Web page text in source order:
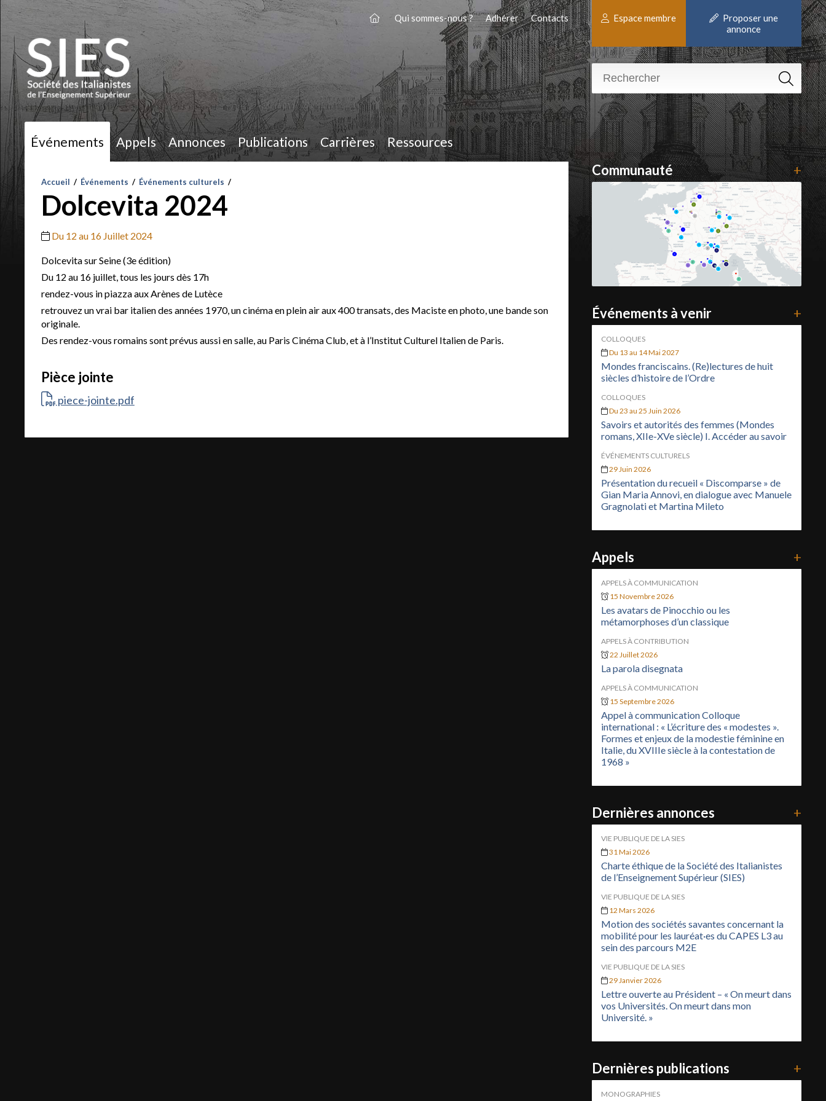
Qui sommes-nous ? Adhérer Contacts
Événements Appels Annonces Publications Carrières Ressources
Espace membre
Proposer une
annonce
Accueil / Événements / Événements culturels /
Dolcevita 2024
Du 12 au 16 Juillet 2024
Dolcevita sur Seine (3e édition)
Du 12 au 16 juillet, tous les jours dès 17h
rendez-vous in piazza aux Arènes de Lutèce
retrouvez un vrai bar italien des années 1970, un cinéma en plein air aux 400 transats, des Maciste en photo, une bande son
originale.
Des rendez-vous romains sont prévus aussi en salle, au Paris Cinéma Club, et à l’Institut Culturel Italien de Paris.
Pièce jointe
piece-jointe.pdf
Communauté +
Événements à venir +
COLLOQUES
Du 13 au 14 Mai 2027
Mondes franciscains. (Re)lectures de huit
siècles d’histoire de l’Ordre
COLLOQUES
Du 23 au 25 Juin 2026
Savoirs et autorités des femmes (Mondes
romans, XIIe-XVe siècle) I. Accéder au savoir
ÉVÉNEMENTS CULTURELS
29 Juin 2026
Présentation du recueil « Discomparse » de
Gian Maria Annovi, en dialogue avec Manuele
Gragnolati et Martina Mileto
Appels +
APPELS À COMMUNICATION
15 Novembre 2026
Les avatars de Pinocchio ou les
métamorphoses d’un classique
APPELS À CONTRIBUTION
22 Juillet 2026
La parola disegnata
APPELS À COMMUNICATION
15 Septembre 2026
Appel à communication Colloque
international : « L’écriture des « modestes ».
Formes et enjeux de la modestie féminine en
Italie, du XVIIIe siècle à la contestation de
1968 »
Dernières annonces +
VIE PUBLIQUE DE LA SIES
31 Mai 2026
Charte éthique de la Société des Italianistes
de l’Enseignement Supérieur (SIES)
VIE PUBLIQUE DE LA SIES
12 Mars 2026
Motion des sociétés savantes concernant la
mobilité pour les lauréat·es du CAPES L3 au
sein des parcours M2E
VIE PUBLIQUE DE LA SIES
29 Janvier 2026
Lettre ouverte au Président – « On meurt dans
vos Universités. On meurt dans mon
Université. »
Dernières publications +
MONOGRAPHIES